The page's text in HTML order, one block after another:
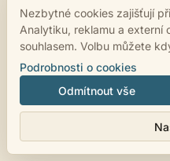
© 2007 - 2026psanci.cz•
by
Nezbytné cookies zajišťují
Analytiku, reklamu a externí
souhlasem. Volbu můžete
Podrobnosti o cookies
Odmítnout vše